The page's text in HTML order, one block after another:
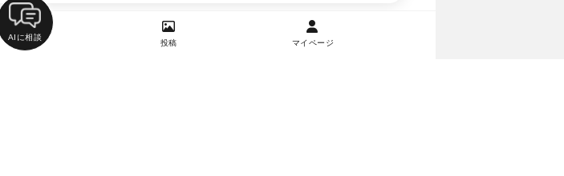
AIに相談
投稿 マイページ